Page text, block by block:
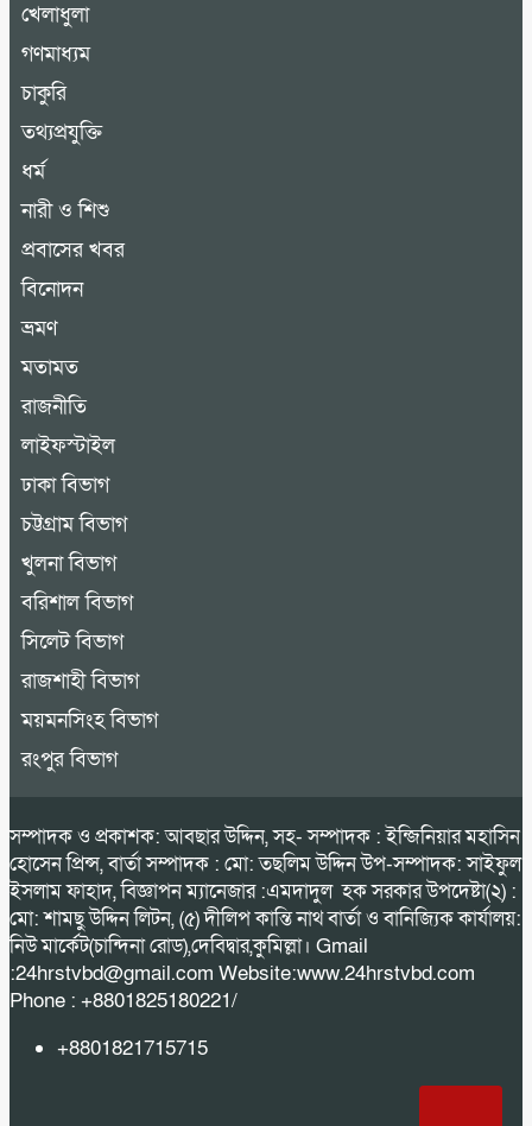
খেলাধুলা
গণমাধ্যম
চাকুরি
তথ্যপ্রযুক্তি
ধর্ম
নারী ও শিশু
প্রবাসের খবর
বিনোদন
ভ্রমণ
মতামত
রাজনীতি
লাইফস্টাইল
ঢাকা বিভাগ
চট্টগ্রাম বিভাগ
খুলনা বিভাগ
বরিশাল বিভাগ
সিলেট বিভাগ
রাজশাহী বিভাগ
ময়মনসিংহ বিভাগ
রংপুর বিভাগ
সম্পাদক ও প্রকাশক: আবছার উদ্দিন, সহ- সম্পাদক : ইন্জিনিয়ার মহাসিন
হোসেন প্রিন্স, বার্তা সম্পাদক : মো: তছলিম উদ্দিন উপ-সম্পাদক: সাইফুল
ইসলাম ফাহাদ, বিজ্ঞাপন ম্যানেজার :এমদাদুল হক সরকার উপদেষ্টা(২) :
মো: শামছু উদ্দিন লিটন, (৫) দীলিপ কান্তি নাথ বার্তা ও বানিজ্যিক কার্যালয়:
নিউ মার্কেট(চান্দিনা রোড),দেবিদ্বার,কুমিল্লা। Gmail
:24hrstvbd@gmail.com Website:www.24hrstvbd.com
Phone : +8801825180221/
+8801821715715